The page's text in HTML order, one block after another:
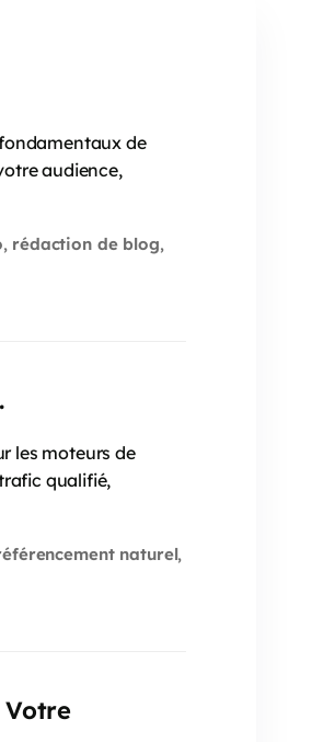
de
audience,
, rédaction de blog,
les moteurs de
qualifié,
naturel,
Votre